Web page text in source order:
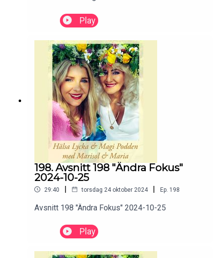
Play
198. Avsnitt 198 "Ändra Fokus"
2024-10-25
29:40 | torsdag 24 oktober 2024 | Ep. 198
Avsnitt 198 "Ändra Fokus" 2024-10-25
Play